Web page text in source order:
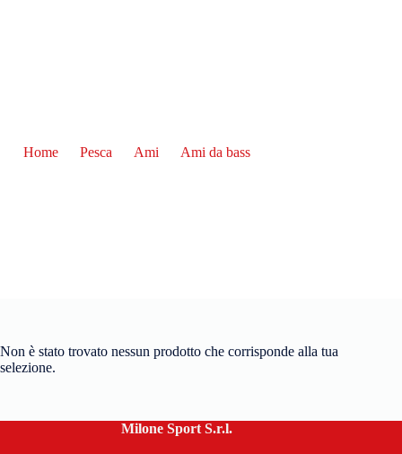
Home Pesca Ami Ami da bass
Non è stato trovato nessun prodotto che corrisponde alla tua
selezione.
Milone Sport S.r.l.